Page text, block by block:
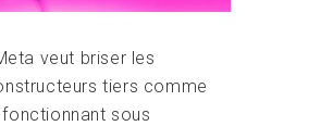
veut briser les
tiers comme
sous